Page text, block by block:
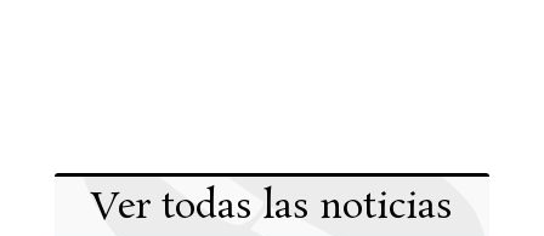
Ver todas las noticias